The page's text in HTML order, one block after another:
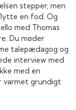
stepper, men
en fod. Og
med Thomas
Du møder
talepædagog og
interview med
med en
varmet grundigt